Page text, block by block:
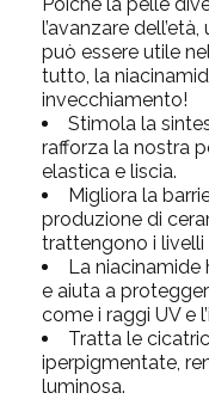
l’avanzare
può essere utile
tutto, la
invecchiamento!
Stimola la
rafforza la nostra
elastica e liscia.
Migliora la
produzione di
trattengono i livelli
La niacinamide
e aiuta a
come i raggi UV e
Tratta le
iperpigmentate,
luminosa.